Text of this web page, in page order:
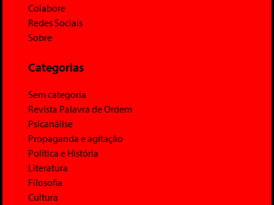
Colabore
Redes Sociais
Sobre
Categorias
Sem categoria
Revista Palavra de Ordem
Psicanálise
Propaganda e agitação
Política e História
Literatura
Filosofia
Cultura